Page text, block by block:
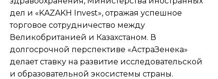
дел и «KAZAKH Invest», отражая успешное
торговое сотрудничество между
Великобританией и Казахстаном. В
долгосрочной перспективе «АстраЗенека»
делает ставку на развитие исследовательской
и образовательной экосистемы страны.